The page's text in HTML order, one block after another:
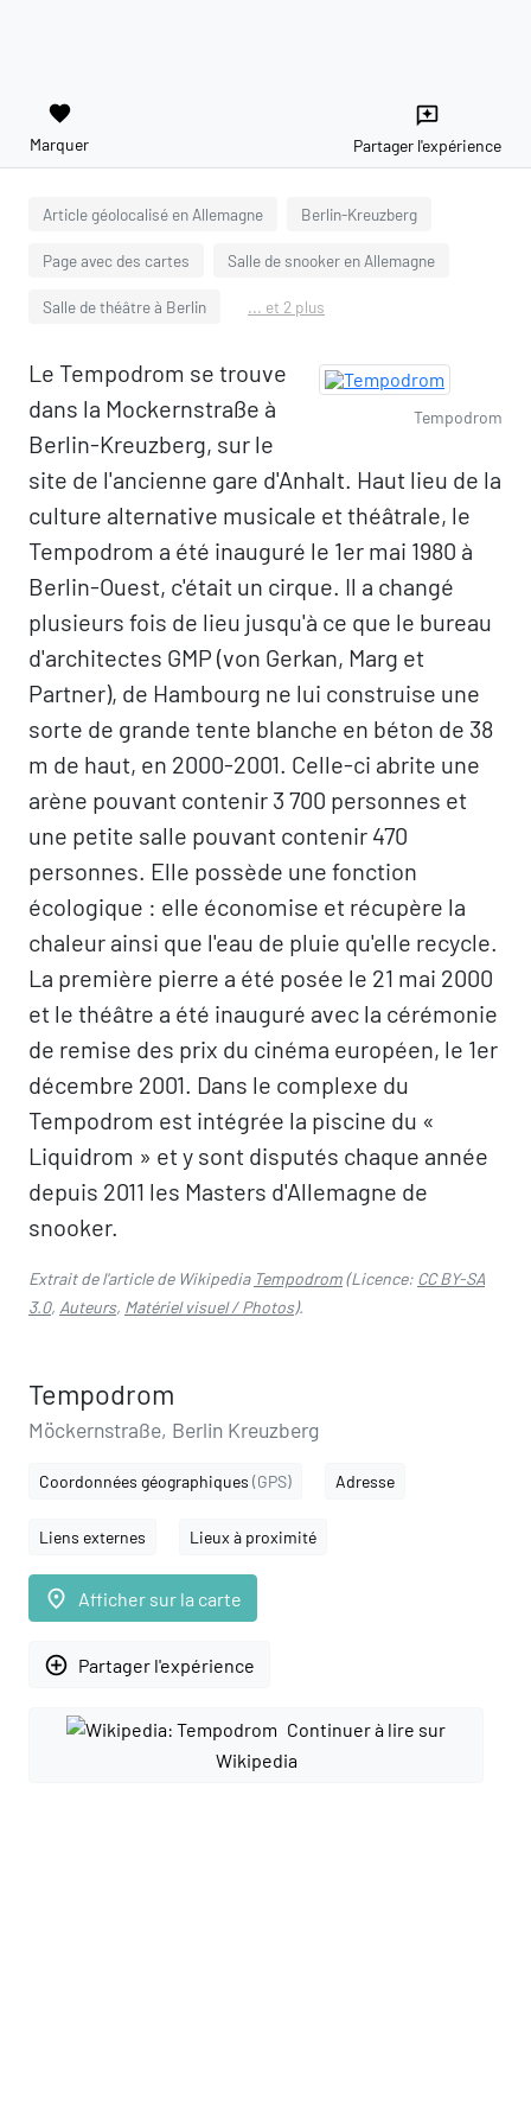
favorite
Marquer
reviews
Partager l'expérience
Article géolocalisé en Allemagne Berlin-Kreuzberg
Page avec des cartes Salle de snooker en Allemagne
Salle de théâtre à Berlin ... et 2 plus
Tempodrom
Le Tempodrom se trouve
dans la Mockernstraße à
Berlin-Kreuzberg, sur le
site de l'ancienne gare d'Anhalt. Haut lieu de la
culture alternative musicale et théâtrale, le
Tempodrom a été inauguré le 1er mai 1980 à
Berlin-Ouest, c'était un cirque. Il a changé
plusieurs fois de lieu jusqu'à ce que le bureau
d'architectes GMP (von Gerkan, Marg et
Partner), de Hambourg ne lui construise une
sorte de grande tente blanche en béton de 38
m de haut, en 2000-2001. Celle-ci abrite une
arène pouvant contenir 3 700 personnes et
une petite salle pouvant contenir 470
personnes. Elle possède une fonction
écologique : elle économise et récupère la
chaleur ainsi que l'eau de pluie qu'elle recycle.
La première pierre a été posée le 21 mai 2000
et le théâtre a été inauguré avec la cérémonie
de remise des prix du cinéma européen, le 1er
décembre 2001. Dans le complexe du
Tempodrom est intégrée la piscine du «
Liquidrom » et y sont disputés chaque année
depuis 2011 les Masters d'Allemagne de
snooker.
Extrait de l'article de Wikipedia Tempodrom(Licence: CC BY-SA
3.0, Auteurs, Matériel visuel / Photos).
Tempodrom
Möckernstraße, Berlin Kreuzberg
Coordonnées géographiques (GPS) Adresse
Liens externes Lieux à proximité
place Afficher sur la carte
add_circle_outline Partager l'expérience
Continuer à lire sur
Wikipedia